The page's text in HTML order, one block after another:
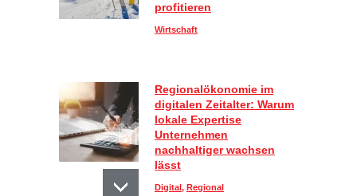
profitieren
Wirtschaft
Regionalökonomie im
digitalen Zeitalter: Warum
lokale Expertise
Unternehmen
nachhaltiger wachsen
lässt
Digital, Regional